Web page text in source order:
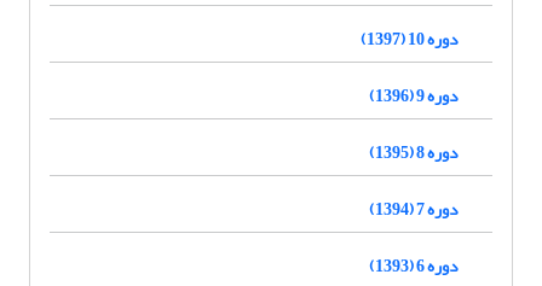
دوره 10 (1397)
دوره 9 (1396)
دوره 8 (1395)
دوره 7 (1394)
دوره 6 (1393)